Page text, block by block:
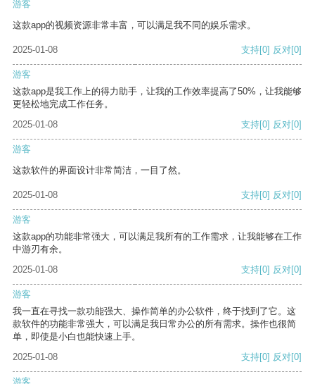
游客
这款app的视频资源非常丰富，可以满足我不同的娱乐需求。
2025-01-08 支持[0] 反对[0]
游客
这款app是我工作上的得力助手，让我的工作效率提高了50%，让我能够
更轻松地完成工作任务。
2025-01-08
支持[0] 反对[0]
游客
这款软件的界面设计非常简洁，一目了然。
2025-01-08 支持[0] 反对[0]
游客
这款app的功能非常强大，可以满足我所有的工作需求，让我能够在工作
中游刃有余。
2025-01-08
支持[0] 反对[0]
游客
我一直在寻找一款功能强大、操作简单的办公软件，终于找到了它。这
款软件的功能非常强大，可以满足我日常办公的所有需求。操作也很简
单，即使是小白也能快速上手。
2025-01-08
支持[0] 反对[0]
游客